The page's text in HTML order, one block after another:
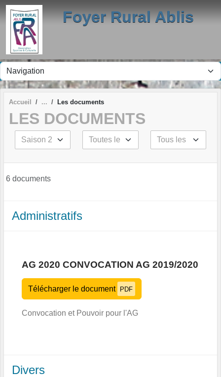
Foyer Rural Ablis
Accueil Les documents
LES DOCUMENTS
6 documents
Administratifs
AG 2020 CONVOCATION AG 2019/2020
Télécharger le document PDF
Convocation et Pouvoir pour l'AG
Divers
Panneau de gestion des cookies